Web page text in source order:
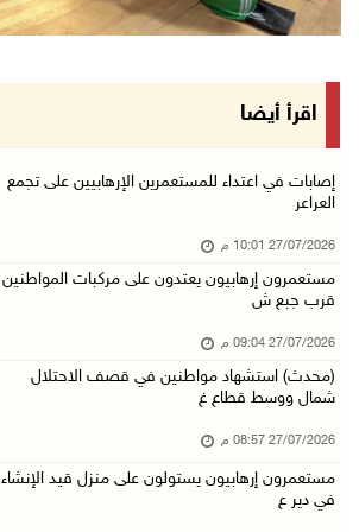
اقرأ أيضا
إصابات في اعتداء للمستعمرين الإرهابيين على تجمع
العراعر
27/07/2026 10:01 م
مستعمرون إرهابيون يعتدون على مركبات المواطنين
قرب جبع ش
27/07/2026 09:04 م
(محدث) استشهاد مواطنين في قصف الاحتلال
شمال ووسط قطاع غ
27/07/2026 08:57 م
مستعمرون إرهابيون يستولون على منزل قيد الإنشاء
في دير ع